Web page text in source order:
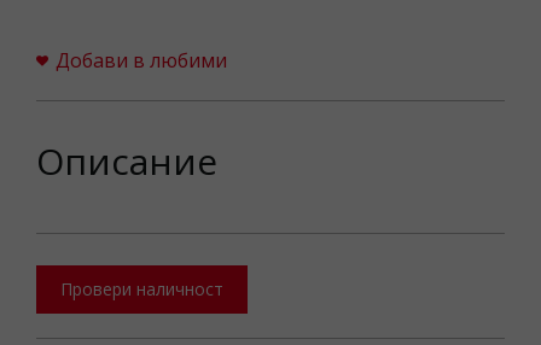
Добави в любими
Описание
Провери наличност